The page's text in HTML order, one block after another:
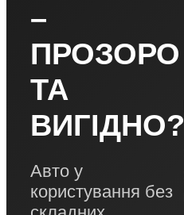
–
ПРОЗОРО
ТА
ВИГІДНО?
Авто у
користування без